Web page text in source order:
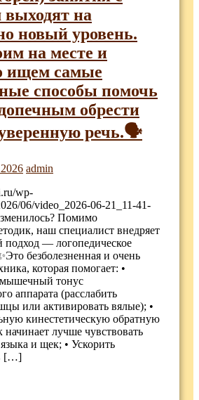
выходят на
новый уровень.
на месте и
ищем самые
способы помочь
обрести
речь.🗣
admin
wp-
06/video_2026-06-21_11-41-
Помимо
наш специалист внедряет
— логопедическое
безболезненная и очень
которая помогает: •
тонус
аппарата (расслабить
или активировать вялые); •
кинестетическую обратную
лучше чувствовать
и щек; • Ускорить
[…]